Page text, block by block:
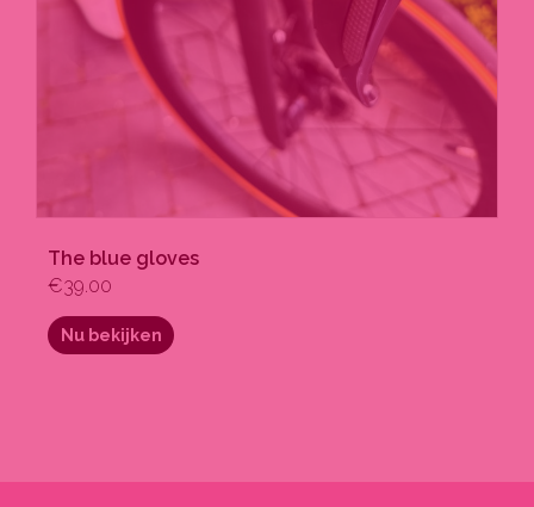
The blue gloves
€39.00
Nu bekijken